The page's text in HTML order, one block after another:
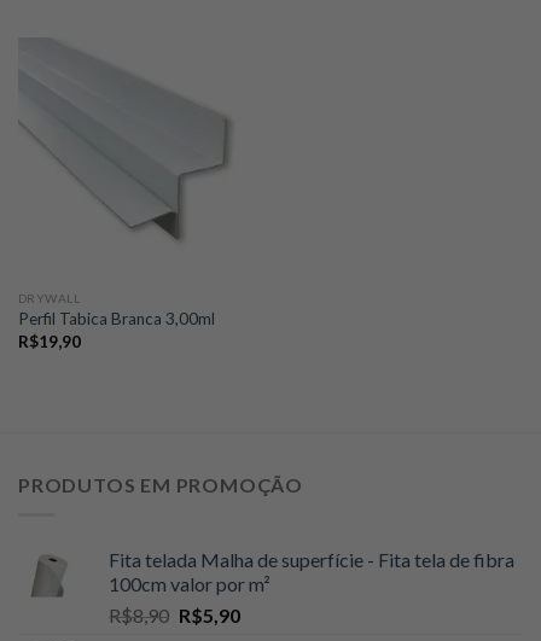
DRYWALL
Perfil Tabica Branca 3,00ml
R$19,90
PRODUTOS EM PROMOÇÃO
Fita telada Malha de superfície - Fita tela de fibra
100cm valor por m²
R$8,90 O
R$5,90O